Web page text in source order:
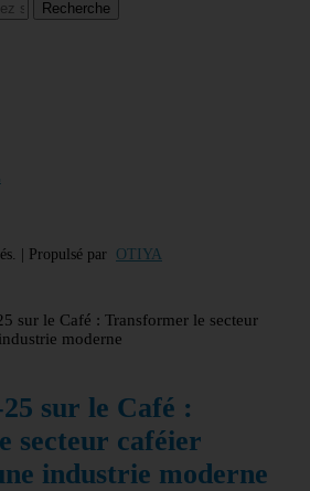
Recherche
| Propulsé par OTIYA
sur le Café : Transformer le secteur
moderne
sur le Café :
secteur caféier
industrie moderne